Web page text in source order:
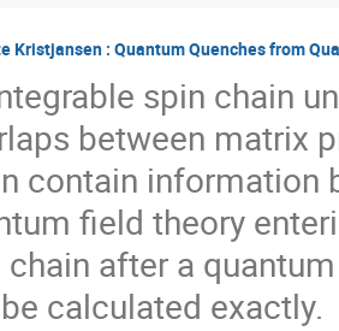
Kristjansen : Quantum Quenches from
spin chain
between matrix
contain information
field theory
chain after a
calculated exactly.